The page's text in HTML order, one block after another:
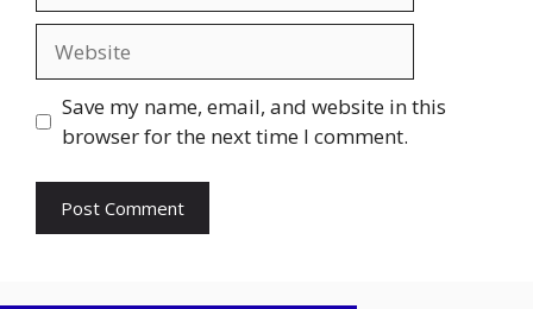
Save my name, email, and website in this
browser for the next time I comment.